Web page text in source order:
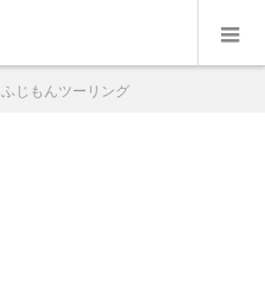
ふじもんツーリング